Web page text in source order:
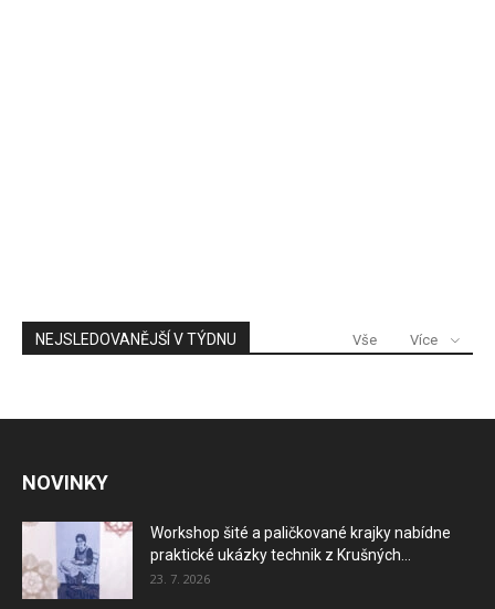
NEJSLEDOVANĚJŠÍ V TÝDNU Vše Více
NOVINKY
Workshop šité a paličkované krajky nabídne
praktické ukázky technik z Krušných...
23. 7. 2026